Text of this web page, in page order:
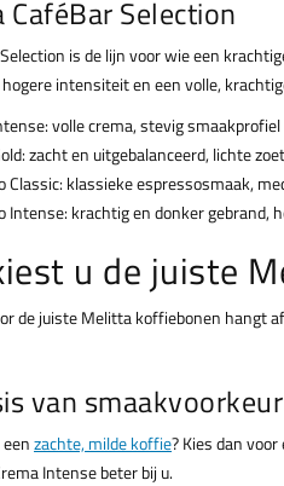
Selection
is de lijn voor wie een
intensiteit en een volle,
volle crema, stevig smaakprofiel
zacht en uitgebalanceerd, lichte
Classic: klassieke espressosmaak,
Intense: krachtig en donker gebrand,
u de juiste
de juiste Melitta koffiebonen hangt
van smaakvoorkeur
zachte, milde koffie? Kies dan
Intense beter bij u.